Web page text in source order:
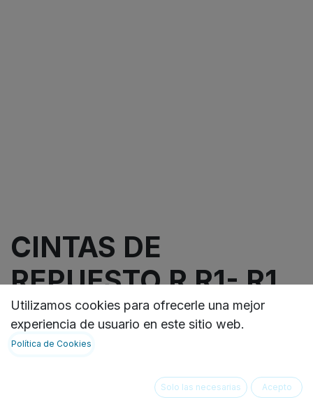
CINTAS DE
REPUESTO R R1- R1
25 CAJA X 50
Replacement Tapes For R/R1 25L 50 und por Caja
Not Available For Sale
Utilizamos cookies para ofrecerle una mejor
experiencia de usuario en este sitio web.
Política de Cookies
Solo las necesarias Acepto